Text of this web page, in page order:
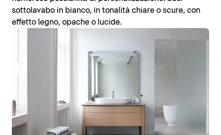
sottolavabo in bianco, in tonalità chiare o scure, con
effetto legno, opache o lucide.